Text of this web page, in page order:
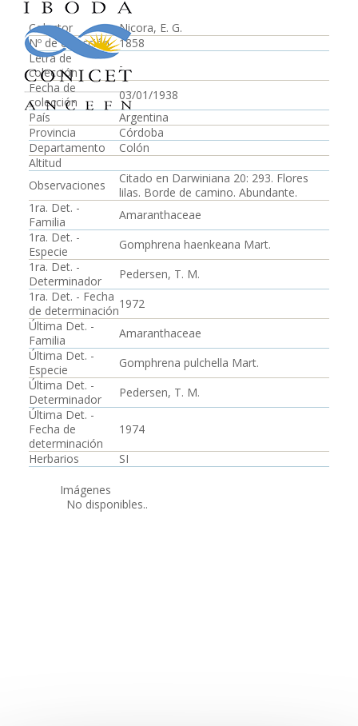
Colector
Nicora, E. G.
Nº de colección
1858
Letra de
colección
-
Fecha de
colección
03/01/1938
País
Argentina
Provincia
Córdoba
Departamento
Colón
Altitud
Observaciones
Citado en Darwiniana 20: 293. Flores
lilas. Borde de camino. Abundante.
1ra. Det. -
Familia
Amaranthaceae
1ra. Det. -
Especie
Gomphrena haenkeana Mart.
1ra. Det. -
Determinador
Pedersen, T. M.
1ra. Det. - Fecha
de determinación1972
Última Det. -
Familia
Amaranthaceae
Última Det. -
Especie
Gomphrena pulchella Mart.
Última Det. -
Determinador
Pedersen, T. M.
Última Det. -
Fecha de
determinación
1974
Herbarios
SI
Imágenes
No disponibles..